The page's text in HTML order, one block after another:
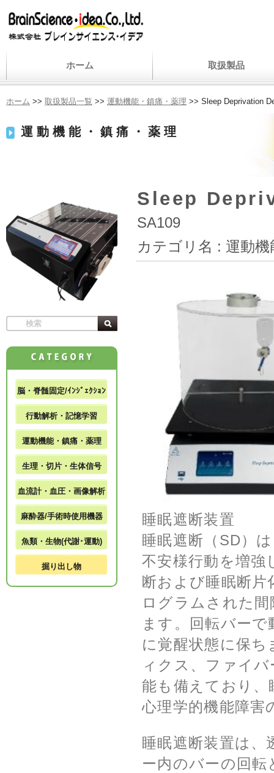
ホーム 取扱製品
ホーム >> 取扱製品一覧 >> 運動機能・鎮痛・薬理 >> Sleep Deprivation
運動機能・鎮痛・薬理
Sleep
SA109
カテゴリ名 : 運動機
睡眠遮断装置
睡眠遮断（SD）
不安様行動を増強
断および睡眠断
ログラムされた
ます。回転バー
に覚醒状態に保
ィクス、ファイ
能も備えており、
心理学的機能障害
睡眠遮断装置は
ー内のバーの回
脳・脊髄固定/ｲﾝｼﾞｪｸｼｮﾝ
行動解析・記憶学習
運動機能・鎮痛・薬理
生理・切片・生体信号
血流計・血圧・画像解析
麻酔器/手術時使用機器
魚類・生物(代謝･運動)
掘り出し物